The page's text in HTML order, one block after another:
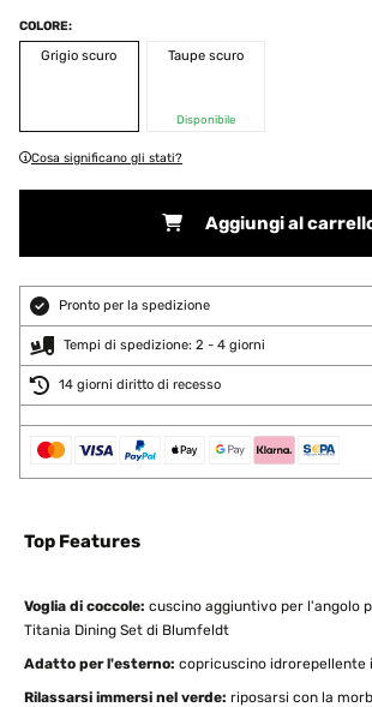
COLORE:
Grigio scuro
Taupe scuro
Disponibile
Cosa significano gli stati?
Aggiungi al
Pronto per la spedizione
Tempi di spedizione: 2 - 4 giorni
14 giorni diritto di recesso
Top Features
Voglia di coccole: cuscino aggiuntivo per l'angolo
Titania Dining Set di Blumfeldt
Adatto per l'esterno: copricuscino idrorepellente
Rilassarsi immersi nel verde: riposarsi con la